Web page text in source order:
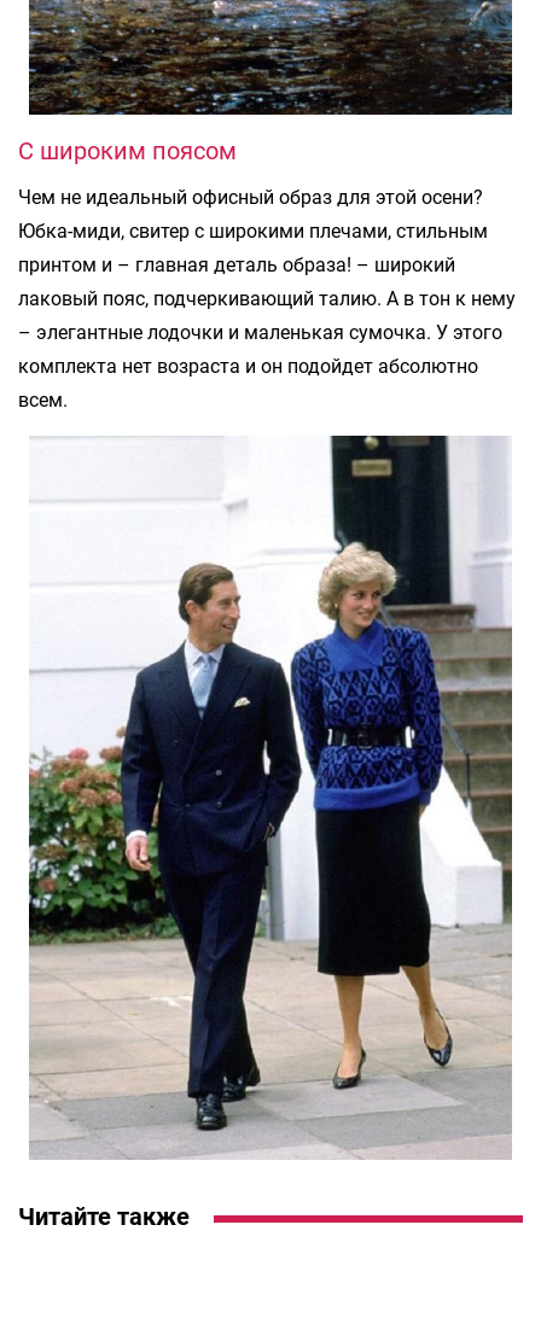
С широким поясом
Чем не идеальный офисный образ для этой осени?
Юбка-миди, свитер с широкими плечами, стильным
принтом и – главная деталь образа! – широкий
лаковый пояс, подчеркивающий талию. А в тон к нему
– элегантные лодочки и маленькая сумочка. У этого
комплекта нет возраста и он подойдет абсолютно
всем.
Читайте также